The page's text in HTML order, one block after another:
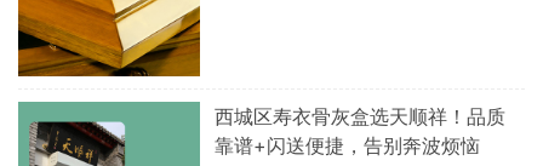
西城区寿衣骨灰盒选天顺祥！品质
靠谱+闪送便捷，告别奔波烦恼